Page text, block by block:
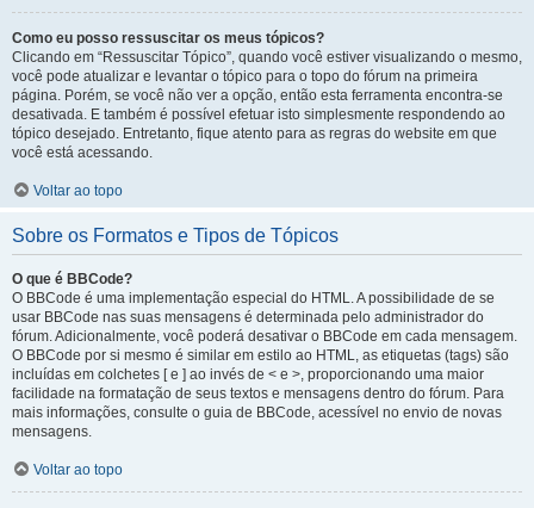
Como eu posso ressuscitar os meus tópicos?
Clicando em “Ressuscitar Tópico”, quando você estiver visualizando o mesmo,
você pode atualizar e levantar o tópico para o topo do fórum na primeira
página. Porém, se você não ver a opção, então esta ferramenta encontra-se
desativada. E também é possível efetuar isto simplesmente respondendo ao
tópico desejado. Entretanto, fique atento para as regras do website em que
você está acessando.
Voltar ao topo
Sobre os Formatos e Tipos de Tópicos
O que é BBCode?
O BBCode é uma implementação especial do HTML. A possibilidade de se
usar BBCode nas suas mensagens é determinada pelo administrador do
fórum. Adicionalmente, você poderá desativar o BBCode em cada mensagem.
O BBCode por si mesmo é similar em estilo ao HTML, as etiquetas (tags) são
incluídas em colchetes [ e ] ao invés de < e >, proporcionando uma maior
facilidade na formatação de seus textos e mensagens dentro do fórum. Para
mais informações, consulte o guia de BBCode, acessível no envio de novas
mensagens.
Voltar ao topo